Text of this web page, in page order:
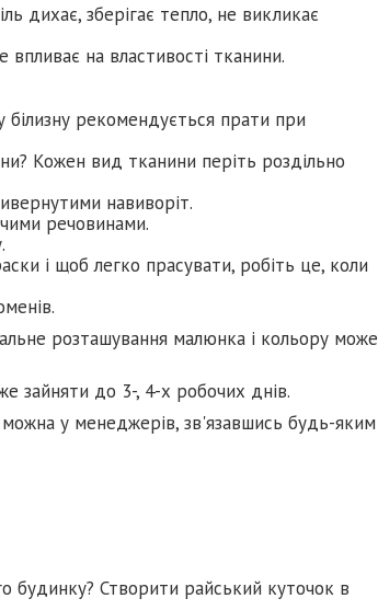
дихає, зберігає тепло, не викликає
впливає на властивості тканини.
рекомендується прати при
Кожен вид тканини періть роздільно
навиворіт.
речовинами.
і щоб легко прасувати, робіть це, коли
розташування малюнка і кольору може
зайняти до 3-, 4-х робочих днів.
у менеджерів, зв'язавшись будь-яким
будинку? Створити райський куточок в